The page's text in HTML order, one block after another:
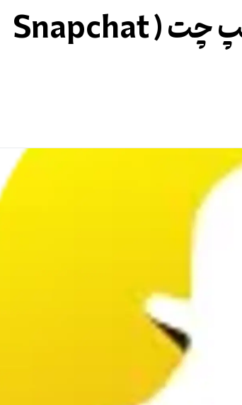
آموزش استفاده از لنزها در اسنپ چت ( Snapchat